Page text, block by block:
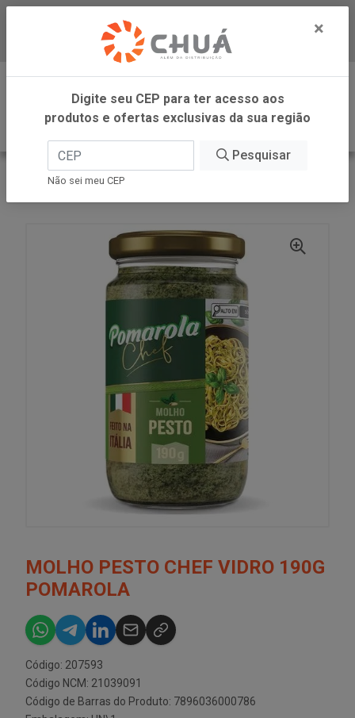
Baixe já nosso APP
0
INÍCIO
CARGILL VAREJO
MOLHO PESTO CHEF VIDRO 190G
POMAROLA
Código: 207593
Código NCM: 21039091
Código de Barras do Produto: 7896036000786
×
Digite seu CEP para ter acesso aos
produtos e ofertas exclusivas da sua região
Pesquisar
Não sei meu CEP